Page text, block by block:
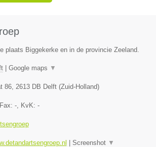
plaats Biggekerke en in de provincie Zeeland.
| Google maps ▼
86, 2613 DB Delft(Zuid-Holland)
-, KvK: -
Screenshot ▼